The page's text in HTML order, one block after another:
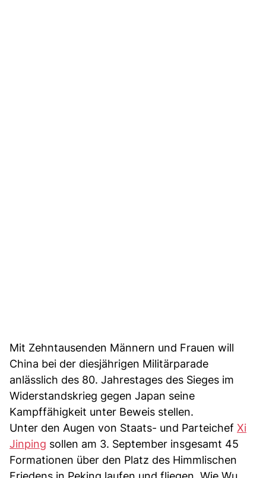
Mit Zehntausenden Männern und Frauen will
China bei der diesjährigen Militärparade
anlässlich des 80. Jahrestages des Sieges im
Widerstandskrieg gegen Japan seine
Kampffähigkeit unter Beweis stellen.
Unter den Augen von Staats- und Parteichef Xi
Jinping sollen am 3. September insgesamt 45
Formationen über den Platz des Himmlischen